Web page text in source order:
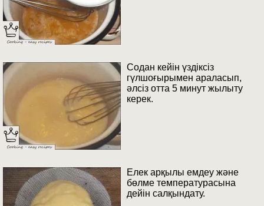
Содан кейін үздіксіз
гүлшоғырымен араласып,
әлсіз отта 5 минут жылыту
керек.
Елек арқылы емдеу және
бөлме температурасына
дейін салқындату.